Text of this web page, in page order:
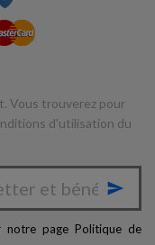
Vous trouverez pour
d'utilisation du

notre page Politique de